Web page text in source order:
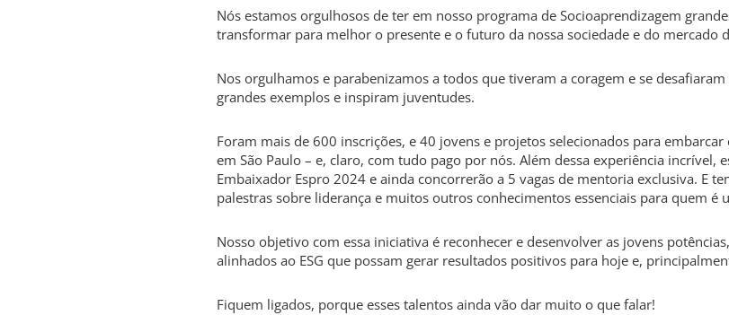
Nós estamos orgulhosos de ter em nosso programa de Socioaprendizagem
transformar para melhor o presente e o futuro da nossa sociedade e do mercado
Nos orgulhamos e parabenizamos a todos que tiveram a coragem e se
grandes exemplos e inspiram juventudes.
Foram mais de 600 inscrições, e 40 jovens e projetos selecionados para
em São Paulo – e, claro, com tudo pago por nós. Além dessa experiência incrível,
Embaixador Espro 2024 e ainda concorrerão a 5 vagas de mentoria exclusiva. E
palestras sobre liderança e muitos outros conhecimentos essenciais para quem é
Nosso objetivo com essa iniciativa é reconhecer e desenvolver as jovens
alinhados ao ESG que possam gerar resultados positivos para hoje e,
Fiquem ligados, porque esses talentos ainda vão dar muito o que falar!